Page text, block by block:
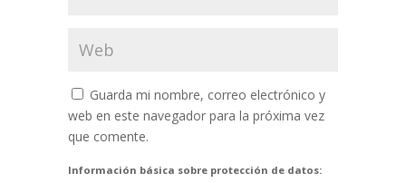
Guarda mi nombre, correo electrónico y
web en este navegador para la próxima vez
que comente.
Información básica sobre protección de datos: